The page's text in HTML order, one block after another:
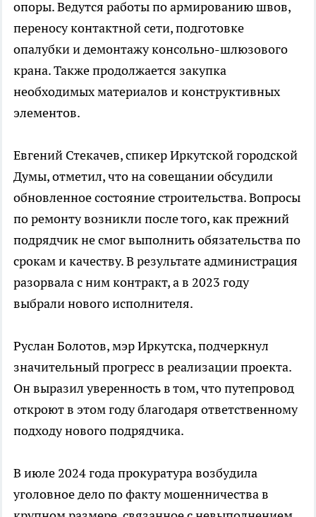
опоры. Ведутся работы по армированию швов,
переносу контактной сети, подготовке
опалубки и демонтажу консольно-шлюзового
крана. Также продолжается закупка
необходимых материалов и конструктивных
элементов.
Евгений Стекачев, спикер Иркутской городской
Думы, отметил, что на совещании обсудили
обновленное состояние строительства. Вопросы
по ремонту возникли после того, как прежний
подрядчик не смог выполнить обязательства по
срокам и качеству. В результате администрация
разорвала с ним контракт, а в 2023 году
выбрали нового исполнителя.
Руслан Болотов, мэр Иркутска, подчеркнул
значительный прогресс в реализации проекта.
Он выразил уверенность в том, что путепровод
откроют в этом году благодаря ответственному
подходу нового подрядчика.
В июле 2024 года прокуратура возбудила
уголовное дело по факту мошенничества в